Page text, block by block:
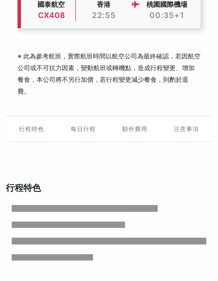
國泰航空
CX408
香港
22:55
桃園國際機場
00:35+1
※ 此為參考航班，實際航班時間以航空公司為最終確認，若因航空
公司或不可抗力因素，變動航班或轉機點，造成行程變更、增加
餐食，本公司將不另行加價，若行程變更減少餐食，則酌於退
費。
行程特色 每日行程 額外費用 注意事項
行程特色